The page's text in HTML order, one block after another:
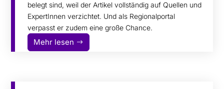
belegt sind, weil der Artikel vollständig auf Quellen und
ExpertInnen verzichtet. Und als Regionalportal
verpasst er zudem eine große Chance.
Mehr lesen